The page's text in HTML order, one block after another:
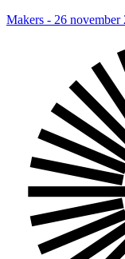
Makers - 26 november